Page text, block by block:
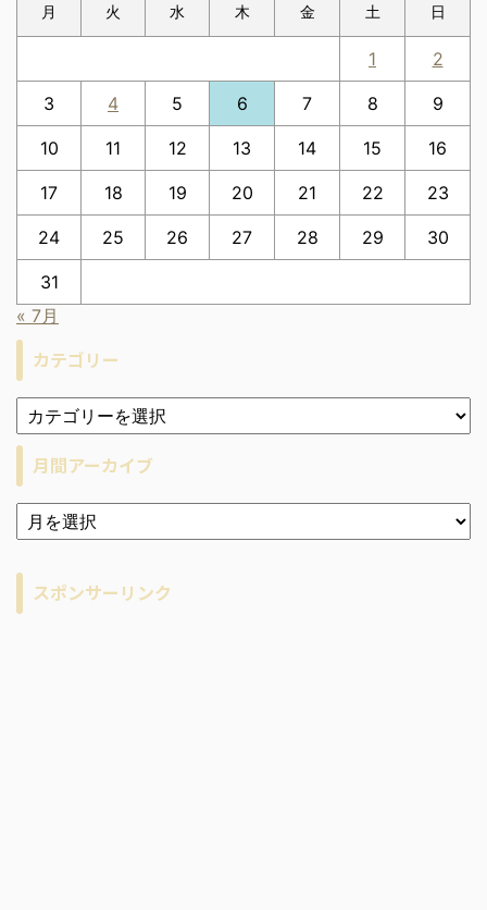
月 火 水 木 金 土 日
1 2
3 4 5 6 7 8 9
10 11 12 13 14 15 16
17 18 19 20 21 22 23
24 25 26 27 28 29 30
31
« 7月
カテゴリー
月間アーカイブ
ア
ー
ブ
スポンサーリンク